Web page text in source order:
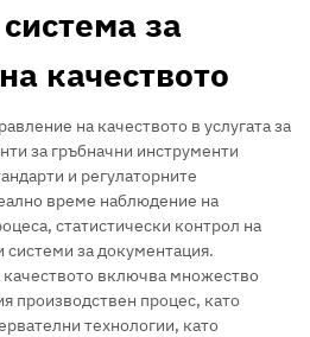
за
качеството
на качеството в услугата за
за гръбначни инструменти
и регулаторните
време наблюдение на
статистически контрол на
системи за документация.
качеството включва множество
производствен процес, като
технологии, като